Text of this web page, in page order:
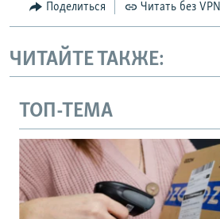
Поделиться Читать без VPN
ЧИТАЙТЕ ТАКЖЕ:
ТОП-ТЕМА